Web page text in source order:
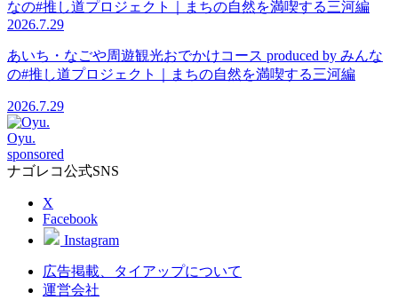
2026.7.29
あいち・なごや周遊観光おでかけコース produced by みんな
の#推し道プロジェクト｜まちの自然を満喫する三河編
2026.7.29
Oyu.
sponsored
ナゴレコ公式SNS
X
Facebook
Instagram
広告掲載、タイアップについて
運営会社